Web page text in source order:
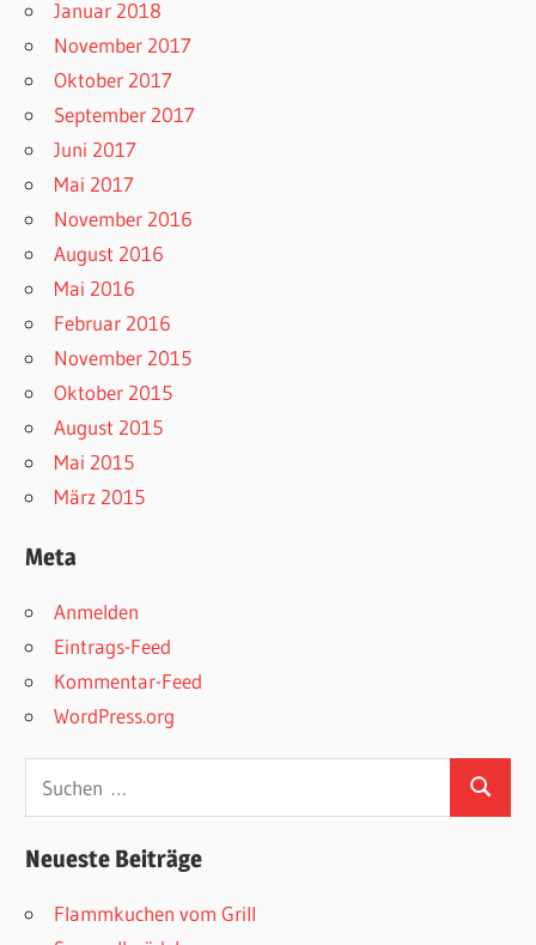
Januar 2018
November 2017
Oktober 2017
September 2017
Juni 2017
Mai 2017
November 2016
August 2016
Mai 2016
Februar 2016
November 2015
Oktober 2015
August 2015
Mai 2015
März 2015
Meta
Anmelden
Eintrags-Feed
Kommentar-Feed
WordPress.org
Suchen
Neueste Beiträge
Flammkuchen vom Grill